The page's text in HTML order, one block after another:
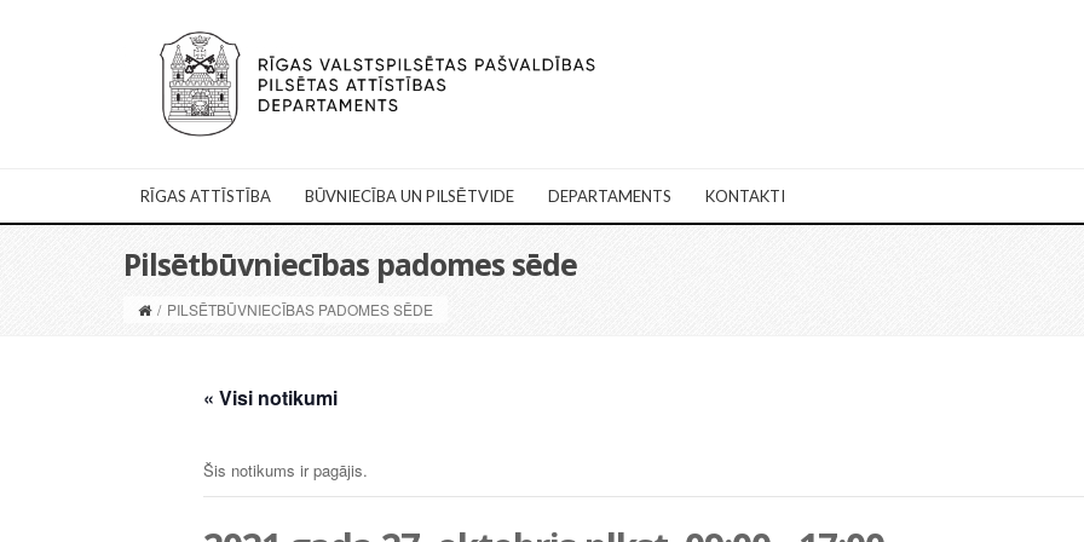
RĪGAS ATTĪSTĪBA BŪVNIECĪBA UN PILSĒTVIDE DEPARTAMENTS KONTAKTI
Pilsētbūvniecības padomes sēde
/ PILSĒTBŪVNIECĪBAS PADOMES SĒDE
« Visi notikumi
Šis notikums ir pagājis.